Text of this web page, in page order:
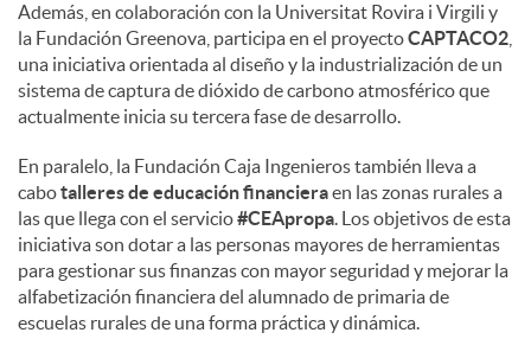
Además, en colaboración con la Universitat Rovira i Virgili y
la Fundación Greenova, participa en el proyectoCAPTACO2
una iniciativa orientada al diseño y la industrialización de un
sistema de captura de dióxido de carbono atmosférico que
actualmente inicia su tercera fase de desarrollo.
En paralelo, la Fundación Caja Ingenieros también lleva a
cabotalleres de educación financieraen las zonas rurales a
las que llega con el servicio#CEApropa. Los objetivos de esta
iniciativa son dotar a las personas mayores de herramientas
para gestionar sus finanzas con mayor seguridad y mejorar la
alfabetización financiera del alumnado de primaria de
escuelas rurales de una forma práctica y dinámica.